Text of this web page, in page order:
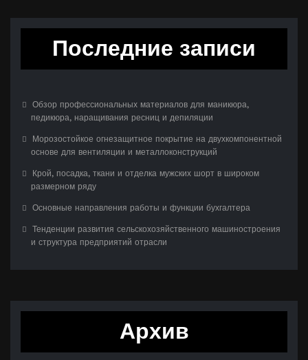
Последние записи
Обзор профессиональных материалов для маникюра,
педикюра, наращивания ресниц и депиляции
Морозостойкое огнезащитное покрытие на двухкомпонентной
основе для вентиляции и металлоконструкций
Крой, посадка, ткани и отделка мужских шорт в широком
размерном ряду
Основные направления работы и функции бухгалтера
Тенденции развития сельскохозяйственного машиностроения
и структура предприятий отрасли
Архив